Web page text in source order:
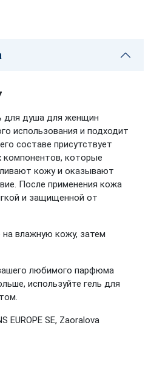
для душа для женщин
использования и подходит
составе присутствует
которые
кожу и оказывают
После применения кожа
и защищенной от
на влажную кожу, затем
любимого парфюма
используйте гель для
EUROPE SE, Zaoralova